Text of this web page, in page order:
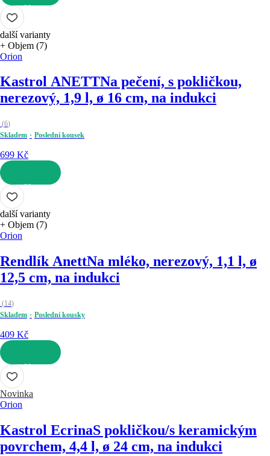
DO KOŠÍKU
další varianty
+ Objem (7)
Orion
Kastrol ANETTNa pečení, s pokličkou,
nerezový, 1,9 l, ø 16 cm, na indukci
(6)
Skladem
Poslední kousek
699 Kč
DO KOŠÍKU
další varianty
+ Objem (7)
Orion
Rendlík AnettNa mléko, nerezový, 1,1 l, ø
12,5 cm, na indukci
(14)
Skladem
Poslední kousky
409 Kč
DO KOŠÍKU
Novinka
Orion
Kastrol EcrinaS pokličkou/s keramickým
povrchem, 4,4 l, ø 24 cm, na indukci